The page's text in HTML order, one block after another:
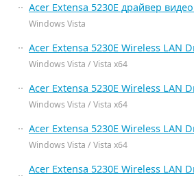
Acer Extensa 5230E драйвер
Windows Vista
Acer Extensa 5230E Wireless LAN
Windows Vista / Vista x64
Acer Extensa 5230E Wireless LAN
Windows Vista / Vista x64
Acer Extensa 5230E Wireless LAN
Windows Vista / Vista x64
Acer Extensa 5230E Wireless LAN